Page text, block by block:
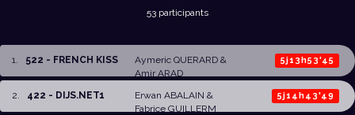
53 participants
1 522 - FRENCH KISS
Aymeric QUERARD &
Amir ARAD
5j13h53'45
2 422 - DIJS.NET1 Erwan ABALAIN &
Fabrice GUILLERM
5j14h43'49